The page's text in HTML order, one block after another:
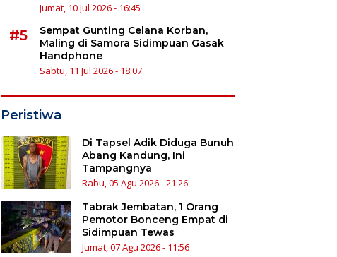
Jumat, 10 Jul 2026 - 16:45
#5
Sempat Gunting Celana Korban,
Maling di Samora Sidimpuan Gasak
Handphone
Sabtu, 11 Jul 2026 - 18:07
Peristiwa
Di Tapsel Adik Diduga Bunuh
Abang Kandung, Ini
Tampangnya
Rabu, 05 Agu 2026 - 21:26
Tabrak Jembatan, 1 Orang
Pemotor Bonceng Empat di
Sidimpuan Tewas
Jumat, 07 Agu 2026 - 11:56